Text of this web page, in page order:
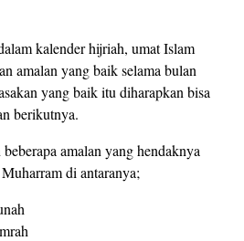
kalender hijriah, umat Islam
amalan yang baik selama bulan
yang baik itu diharapkan bisa
berikutnya.
amalan yang hendaknya
di antaranya;